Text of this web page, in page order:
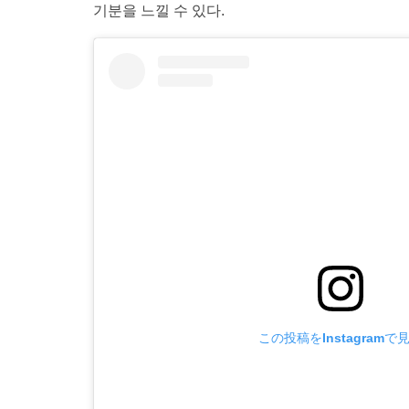
기분을 느낄 수 있다.
この投稿をInstagramで